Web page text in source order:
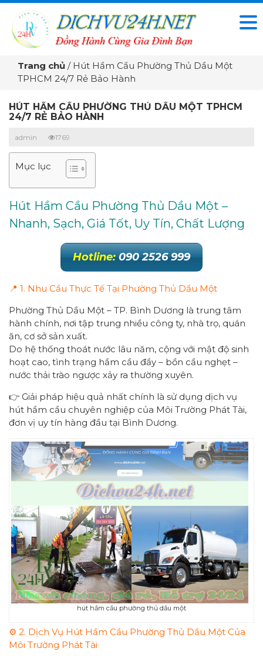
Trang chủ / Hút Hầm Cầu Phường Thủ Dầu Một
TPHCM 24/7 Rẻ Bảo Hành
HÚT HẦM CẦU PHƯỜNG THỦ DẦU MỘT TPHCM
24/7 RẺ BẢO HÀNH
admin 1769
Mục lục
Hút Hầm Cầu Phường Thủ Dầu Một –
Nhanh, Sạch, Giá Tốt, Uy Tín, Chất Lượng
Hotline: 090 2526 999
📍 1. Nhu Cầu Thực Tế Tại Phường Thủ Dầu Một
Phường Thủ Dầu Một – TP. Bình Dương là trung tâm
hành chính, nơi tập trung nhiều công ty, nhà trọ, quán
ăn, cơ sở sản xuất.
Do hệ thống thoát nước lâu năm, cộng với mật độ sinh
hoạt cao, tình trạng hầm cầu đầy – bồn cầu nghẹt –
nước thải trào ngược xảy ra thường xuyên.
👉 Giải pháp hiệu quả nhất chính là sử dụng dịch vụ
hút hầm cầu chuyên nghiệp của Môi Trường Phát Tài,
đơn vị uy tín hàng đầu tại Bình Dương.
hút hầm cầu phường thủ dầu một
⚙️ 2. Dịch Vụ Hút Hầm Cầu Phường Thủ Dầu Một Của
Môi Trường Phát Tài